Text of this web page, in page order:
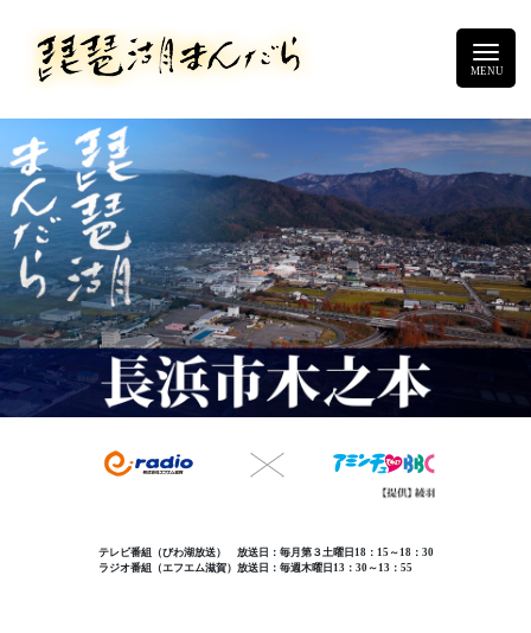
テレビ番組（びわ湖放送）
放送日：毎月第３土曜日18：15～18：30
ラジオ番組（エフエム滋賀） 放送日：毎週木曜日13：30～13：55